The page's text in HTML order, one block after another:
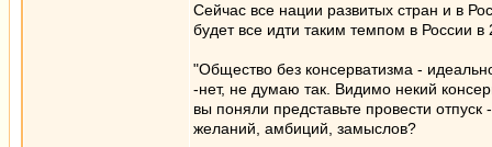
Сейчас все нации развитых стран и в
будет все идти таким темпом в России
"Общество без консерватизма -
-нет, не думаю так. Видимо некий
вы поняли представьте провести
желаний, амбиций, замыслов?